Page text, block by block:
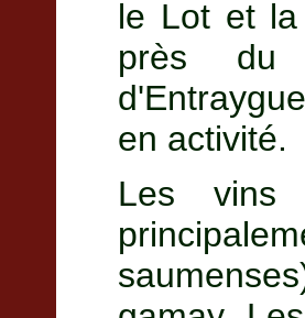
le Lot et la
près du
en activité.
Les vins